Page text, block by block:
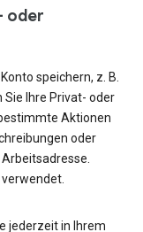
oder
speichern, z. B.
Sie Ihre Privat- oder
Aktionen
oder
jederzeit in Ihrem